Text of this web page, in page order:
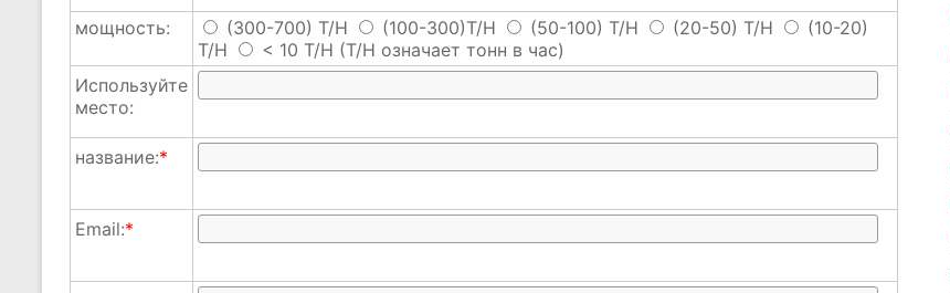
мощность: (300-700) T/H (100-300)T/H (50-100) T/H (20-50) T/H
(10-20)
T/H
< 10 T/H (T/H означает тонн в час)
Используйте
место:
название:*
Email:*